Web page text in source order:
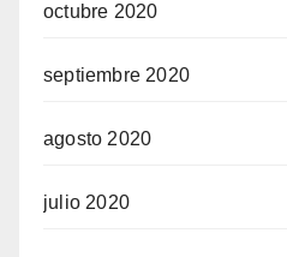
octubre 2020
septiembre 2020
agosto 2020
julio 2020